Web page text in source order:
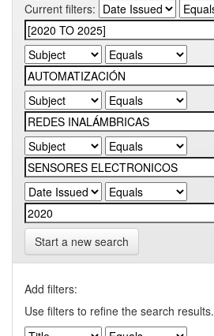
Current filters:
Start a new search
Add filters:
Use filters to refine the search results.